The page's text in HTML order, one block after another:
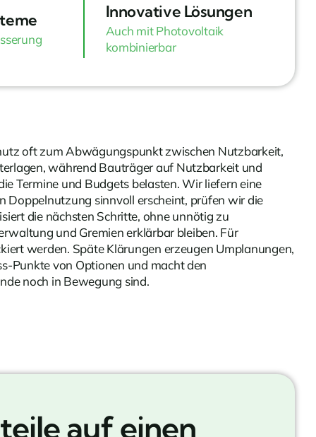
Innovative Lösungen
Auch mit Photovoltaik
kombinierbar
oft zum Abwägungspunkt zwischen Nutzbarkeit,
während Bauträger auf Nutzbarkeit und
Termine und Budgets belasten. Wir liefern eine
Doppelnutzung sinnvoll erscheint, prüfen wir die
die nächsten Schritte, ohne unnötig zu
und Gremien erklärbar bleiben. Für
werden. Späte Klärungen erzeugen Umplanungen,
Punkte von Optionen und macht den
noch in Bewegung sind.
auf einen